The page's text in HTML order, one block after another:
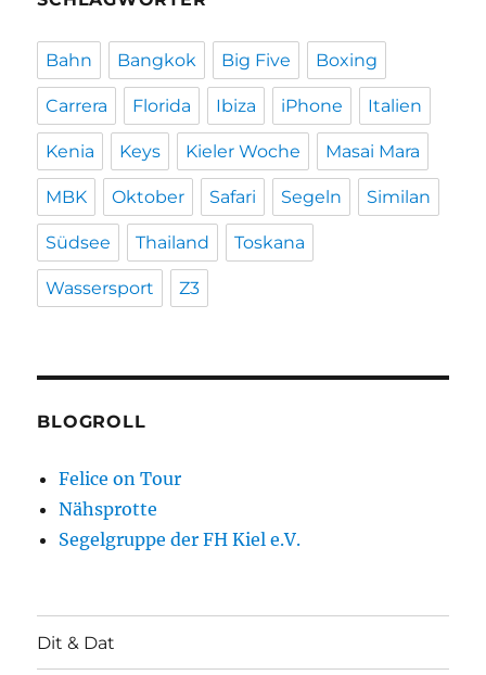
Bahn Bangkok Big Five Boxing
Carrera Florida Ibiza iPhone Italien
Kenia Keys Kieler Woche Masai Mara
MBK Oktober Safari Segeln Similan
Südsee Thailand Toskana
Wassersport Z3
BLOGROLL
Felice on Tour
Nähsprotte
Segelgruppe der FH Kiel e.V.
Dit & Dat